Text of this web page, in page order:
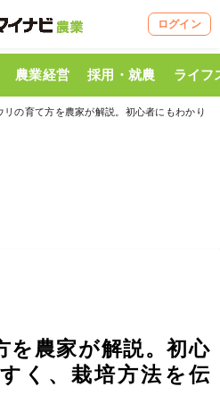
ログイン
農業経営 採用・就農 ライフ
リの育て方を農家が解説。初心者にもわかり
を農家が解説。初心
く、栽培方法を伝